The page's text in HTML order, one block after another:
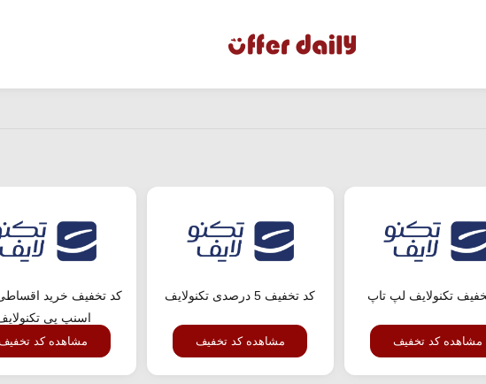
تکنولایف لپ تاپ
مشاهده کد تخفیف
کد تخفیف 5 درصدی تکنولایف
مشاهده کد تخفیف
کد تخفیف خرید
اسنپ پی
مشاهده کد